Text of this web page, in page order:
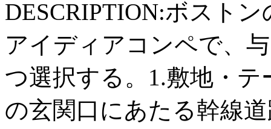
DESCRIPTION:ボスト
アイディアコンペで、
つ選択する。1.敷地・
の玄関口にあたる幹線